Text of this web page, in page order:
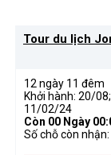
Tour du lịch
12 ngày 11 đêm
Khởi hành: 20/
11/02/24
Còn 00 Ngày
Số chỗ còn nhận: